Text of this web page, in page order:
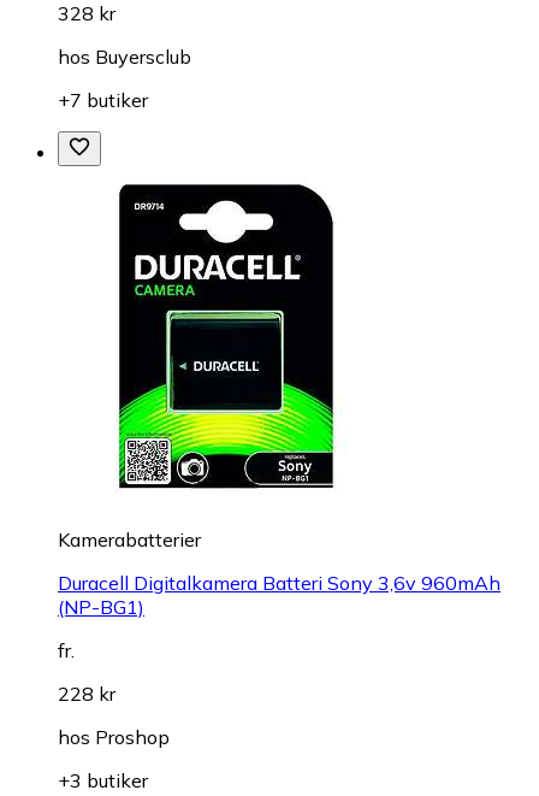
328 kr
hos Buyersclub
+7 butiker
Kamerabatterier
Duracell Digitalkamera Batteri Sony 3,6v 960mAh
(NP-BG1)
fr.
228 kr
hos Proshop
+3 butiker